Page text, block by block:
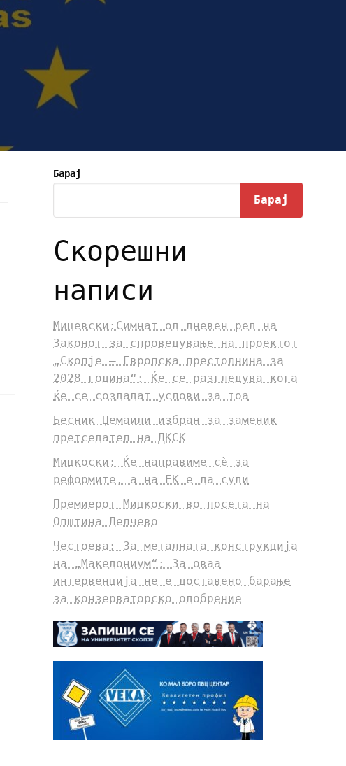
Барај
Барај
Скорешни
написи
Мицевски:Симнат од дневен ред на
Законот за спроведување на проектот
„Скопје – Европска престолнина за
2028 година“: Ќе се разгледува кога
ќе се создадат услови за тоа
Бесник Џемаили избран за заменик
претседател на ДКСК
Мицкоски: Ќе направиме сè за
реформите, а на ЕК е да суди
Премиерот Мицкоски во посета на
Општина Делчево
Честоева: За металната конструкција
на „Македониум“: За оваа
интервенција не е доставено барање
за конзерваторско одобрение